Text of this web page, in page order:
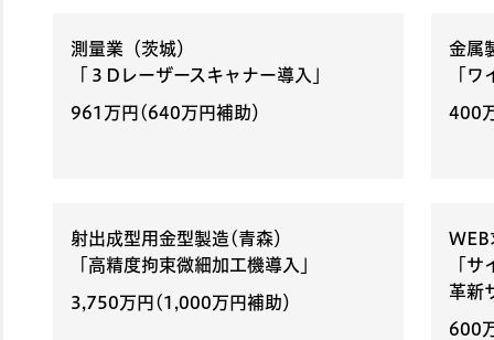
測量業（茨城）
「３Dレーザースキャナー導入」
961万円 (640万円補助）
金属
「
400
射出成型用金型製造(青森）
「高精度拘束微細加工機導入」
3,750万円 (1,000万円補助）
WEB
「
革新
600